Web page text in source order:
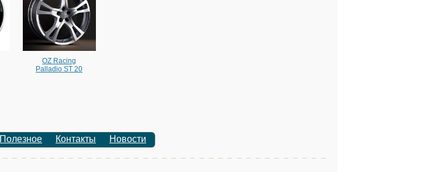
OZ Racing
Palladio ST 20
Полезное Контакты Новости